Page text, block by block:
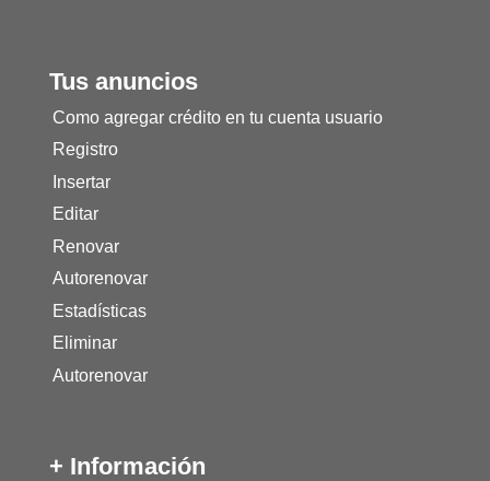
Tus anuncios
Como agregar crédito en tu cuenta usuario
Registro
Insertar
Editar
Renovar
Autorenovar
Estadísticas
Eliminar
Autorenovar
+ Información